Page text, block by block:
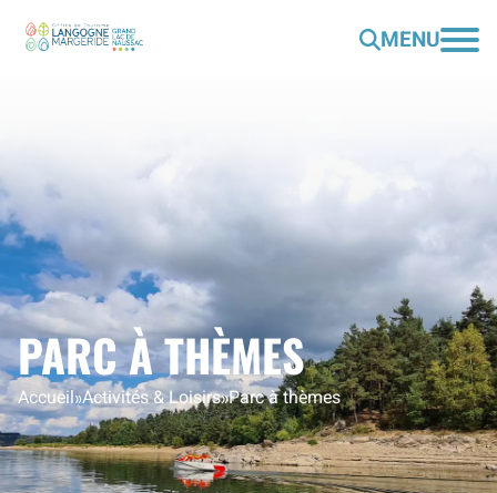
MENU
PARC À THÈMES
Accueil»Activités & Loisirs»Parc à thèmes